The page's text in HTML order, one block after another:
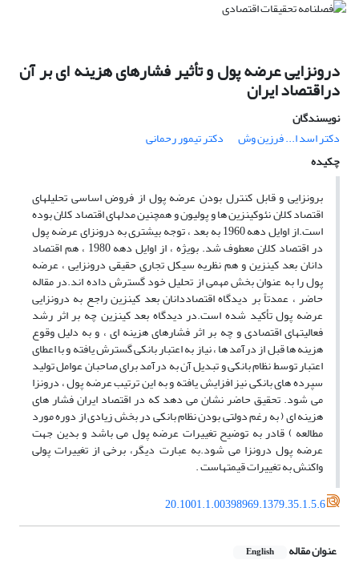
درونزایی عرضه پول و تأثیر فشارهای هزینه ای بر آن
دراقتصاد ایران
نویسندگان
دکتر اسد ا... فرزین وش
دکتر تیمور رحمانی
چکیده
برونزایی و قابل کنترل بودن عرضه پول از فروض اساسی تحلیلهای
اقتصاد کلان نئوکینزین ها و پولیون و همچنین مدلهای اقتصاد کلان بوده
است.از اوایل دهه 1960 به بعد ، توجه بیشتری به درونزای عرضه پول
در اقتصاد کلان معطوف شد. بویژه ، از اوایل دهه 1980 ، هم اقتصاد
دانان بعد کینزین و هم نظریه سیکل تجاری حقیقی درونزایی ، عرضه
پول را به عنوان بخش مهمی از تحلیل خود گسترش داده اند.در مقاله
حاضر ، عمدتاً بر دیدگاه اقتصاددانان بعد کینزین راجع به درونزایی
عرضه پول تأکید شده است.در دیدگاه بعد کینزین چه بر اثر رشد
فعالیتهای اقتصادی و چه بر اثر فشارهای هزینه ای ، و به دلیل وقوع
هزینه ها قبل از درآمد ها ، نیاز به اعتبار بانکی گسترش یافته و با اعطای
اعتبار توسط نظام بانکی و تبدیل آن به درآمد برای صاحبان عوامل تولید
سپرده های بانکی نیز افزایش یافته و به این ترتیب عرضه پول ، درونزا
می شود. تحقیق حاضر نشان می دهد که در اقتصاد ایران فشار های
هزینه ای ( به رغم دولتی بودن نظام بانکی در بخش زیادی از دوره مورد
مطالعه ) قادر به توضیح تغییرات عرضه پول می باشد و بدین جهت
عرضه پول درونزا می شود.به عبارت دیگر، برخی از تغییرات پولی
واکنش به تغییرات قیمتهاست .
20.1001.1.00398969.1379.35.1.5.6
عنوان مقاله English